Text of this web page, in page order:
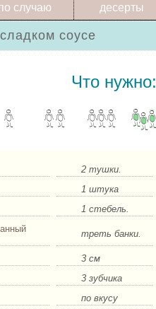
десерты
случаю
соусе
Что нужно:
2 тушки.
1 штука
1 стебель.
треть банки.
3 см
3 зубчика
по вкусу